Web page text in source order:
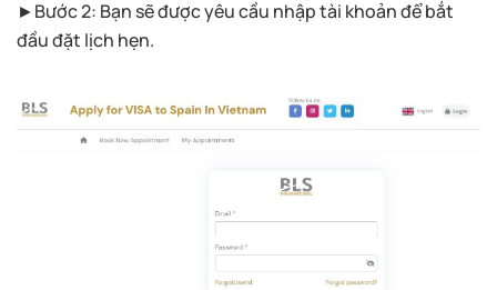
►Bước 2: Bạn sẽ được yêu cầu nhập tài khoản để bắt
đầu đặt lịch hẹn.